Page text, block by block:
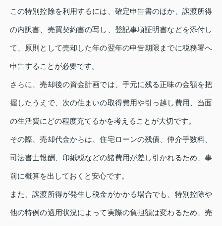
この特別控除を利用するには、確定申告書のほか、譲渡所得
の内訳書、売買契約書の写し、登記事項証明書などを添付し
て、原則として売却した年の翌年の申告期限までに税務署へ
申告することが必要です。
さらに、売却後の資金計画では、手元に残る正味の金額を把
握したうえで、次の住まいの取得費用や引っ越し費用、当面
の生活費にどの程度充てるかを考えることが大切です。
その際、売却代金からは、住宅ローンの残債、仲介手数料、
司法書士報酬、印紙税などの諸費用が差し引かれるため、事
前に概算を出しておくと安心です。
また、譲渡所得が発生し税金がかかる場合でも、特別控除や
他の特例の適用状況によって実際の負担額は変わるため、売